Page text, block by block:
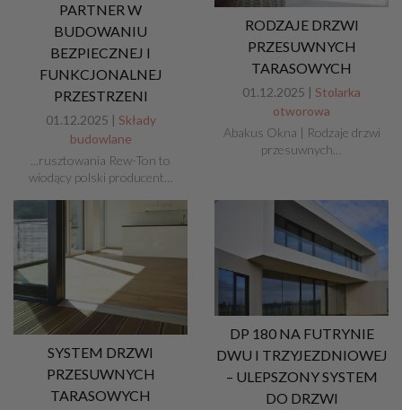
PARTNER W
BUDOWANIU
BEZPIECZNEJ I
FUNKCJONALNEJ
PRZESTRZENI
01.12.2025 | Składy
budowlane
...rusztowania Rew-Ton to
wiodący polski producent…
RODZAJE DRZWI
PRZESUWNYCH
TARASOWYCH
01.12.2025 | Stolarka
otworowa
Abakus Okna | Rodzaje drzwi
przesuwnych…
SYSTEM DRZWI
PRZESUWNYCH
TARASOWYCH
DP 180 NA FUTRYNIE
DWU I TRZYJEZDNIOWEJ
– ULEPSZONY SYSTEM
DO DRZWI